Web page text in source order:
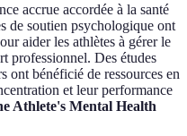
accrue accordée à la santé
de soutien psychologique ont
aider les athlètes à gérer le
professionnel. Des études
ont bénéficié de ressources en
et leur performance
Athlete's Mental Health